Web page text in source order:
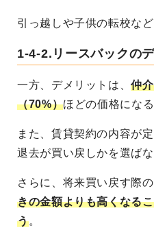
引っ越しや子供の転校な
1-4-2. リースバックの
一方、デメリットは、仲
（70%）ほどの価格になる
また、賃貸契約の内容が
退去が買い戻しかを選ば
さらに、将来買い戻す際の
きの金額よりも高くなる
う。